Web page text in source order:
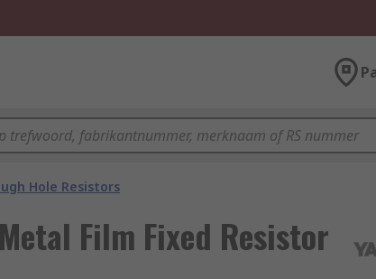
Hole Resistors
Film Fixed Resistor